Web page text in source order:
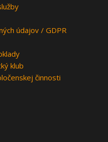
údajov / GDPR
klub
činnosti